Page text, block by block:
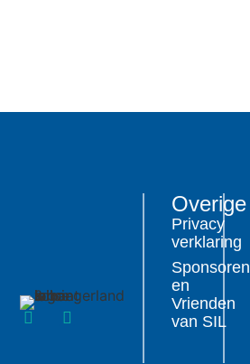
Overige
Privacy
verklaring
Sponsoren
en
Vrienden
van SIL